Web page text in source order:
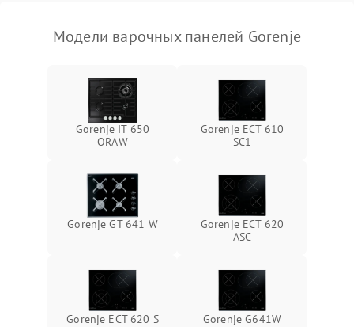
Модели варочных панелей Gorenje
Gorenje IT 650
ORAW
Gorenje ECT 610
SC1
Gorenje GT 641 W
Gorenje ECT 620
ASC
Gorenje ECT 620 S Gorenje G641W